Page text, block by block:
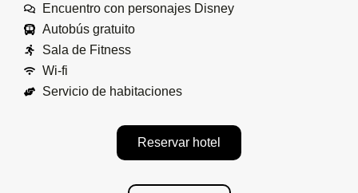
Encuentro con personajes Disney
Autobús gratuito
Sala de Fitness
Wi-fi
Servicio de habitaciones
Reservar hotel